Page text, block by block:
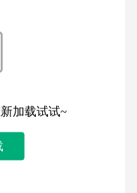
加载试试~